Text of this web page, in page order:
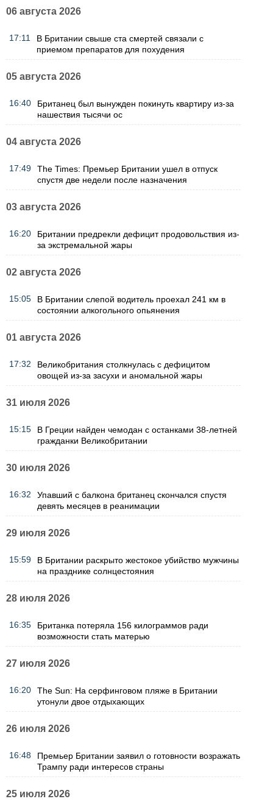
06 августа 2026
17:11
В Британии свыше ста смертей связали с
приемом препаратов для похудения
05 августа 2026
16:40
Британец был вынужден покинуть квартиру из-за
нашествия тысячи ос
04 августа 2026
17:49
The Times: Премьер Британии ушел в отпуск
спустя две недели после назначения
03 августа 2026
16:20
Британии предрекли дефицит продовольствия из-
за экстремальной жары
02 августа 2026
15:05
В Британии слепой водитель проехал 241 км в
состоянии алкогольного опьянения
01 августа 2026
17:32
Великобритания столкнулась с дефицитом
овощей из-за засухи и аномальной жары
31 июля 2026
15:15
В Греции найден чемодан с останками 38-летней
гражданки Великобритании
30 июля 2026
16:32
Упавший с балкона британец скончался спустя
девять месяцев в реанимации
29 июля 2026
15:59
В Британии раскрыто жестокое убийство мужчины
на празднике солнцестояния
28 июля 2026
16:35
Британка потеряла 156 килограммов ради
возможности стать матерью
27 июля 2026
16:20
The Sun: На серфинговом пляже в Британии
утонули двое отдыхающих
26 июля 2026
16:48
Премьер Британии заявил о готовности возражать
Трампу ради интересов страны
25 июля 2026